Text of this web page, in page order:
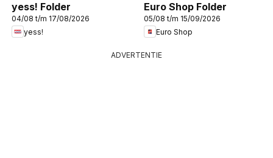
yess! Folder
04/08 t/m 17/08/2026
yess!
Euro Shop Folder
05/08 t/m 15/09/2026
Euro Shop
ADVERTENTIE